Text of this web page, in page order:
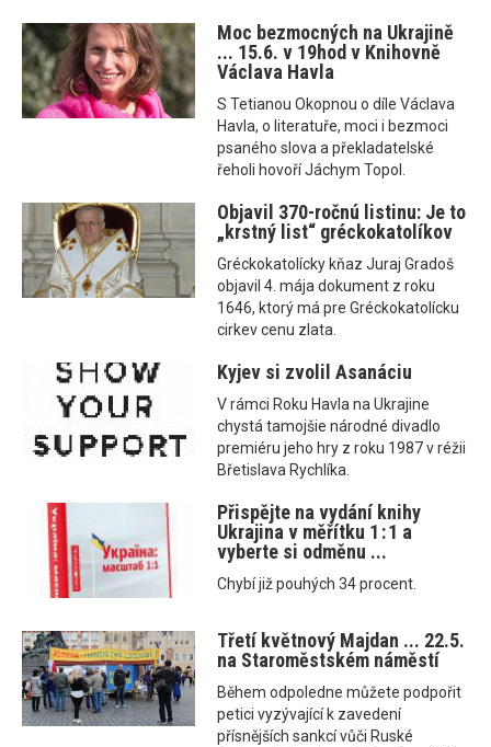
Moc bezmocných na Ukrajině
... 15.6. v 19hod v Knihovně
Václava Havla
S Tetianou Okopnou o díle Václava
Havla, o literatuře, moci i bezmoci
psaného slova a překladatelské
řeholi hovoří Jáchym Topol.
Objavil 370-ročnú listinu: Je to
„krstný list“ gréckokatolíkov
Gréckokatolícky kňaz Juraj Gradoš
objavil 4. mája dokument z roku
1646, ktorý má pre Gréckokatolícku
cirkev cenu zlata.
Kyjev si zvolil Asanáciu
V rámci Roku Havla na Ukrajine
chystá tamojšie národné divadlo
premiéru jeho hry z roku 1987 v réžii
Břetislava Rychlíka.
Přispějte na vydání knihy
Ukrajina v měřítku 1 : 1 a
vyberte si odměnu ...
Chybí již pouhých 34 procent.
Třetí květnový Majdan ... 22.5.
na Staroměstském náměstí
Během odpoledne můžete podpořit
petici vyzývající k zavedení
přísnějších sankcí vůči Ruské